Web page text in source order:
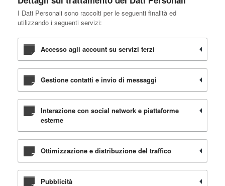
I Dati Personali sono raccolti per le seguenti finalità ed
utilizzando i seguenti servizi:
Accesso agli account su servizi terzi
Gestione contatti e invio di messaggi
Interazione con social network e piattaforme
esterne
Ottimizzazione e distribuzione del traffico
Pubblicità